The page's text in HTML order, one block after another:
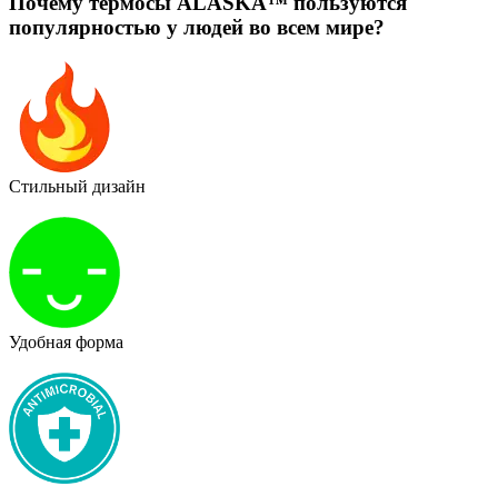
популярностью у людей во всем мире?
Стильный дизайн
Удобная форма